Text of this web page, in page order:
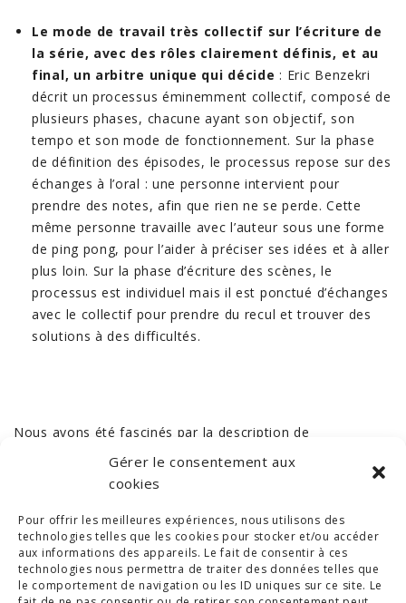
Gérer le consentement aux
cookies
Pour offrir les meilleures expériences, nous utilisons des
technologies telles que les cookies pour stocker et/ou accéder
aux informations des appareils. Le fait de consentir à ces
technologies nous permettra de traiter des données telles que
le comportement de navigation ou les ID uniques sur ce site. Le
Le mode de travail très collectif sur l’écriture de
la série, avec des rôles clairement définis, et au
final, un arbitre unique qui décide : Eric Benzekri
décrit un processus éminemment collectif, composé de
plusieurs phases, chacune ayant son objectif, son
tempo et son mode de fonctionnement. Sur la phase
de définition des épisodes, le processus repose sur des
échanges à l’oral : une personne intervient pour
prendre des notes, afin que rien ne se perde. Cette
même personne travaille avec l’auteur sous une forme
de ping pong, pour l’aider à préciser ses idées et à aller
plus loin. Sur la phase d’écriture des scènes, le
processus est individuel mais il est ponctué d’échanges
avec le collectif pour prendre du recul et trouver des
solutions à des difficultés.
Nous avons été fascinés par la description de
processus créatif à la fois très normé et
totalement ouvert à l’imagination
Si vous aussi vous voulez comprendre ce qui se cache
derrière “La fièvre”, rendez-vousici